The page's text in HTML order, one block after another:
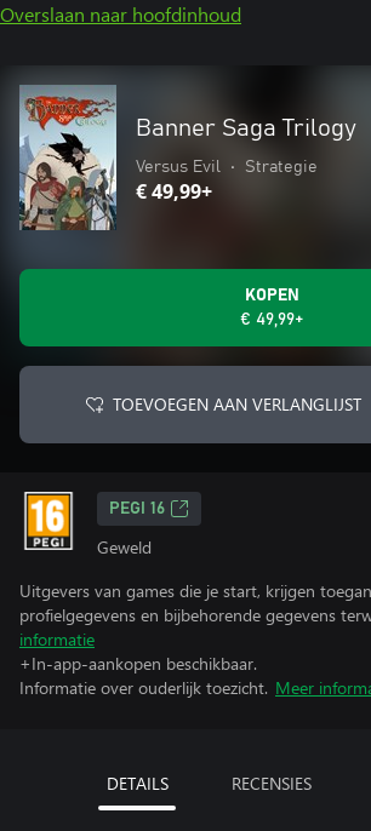
Overslaan naar hoofdinhoud
Banner Saga Trilogy
Versus Evil • Strategie
€ 49,99+
KOPEN
€ 49,99+
TOEVOEGEN AAN VERLANGLIJST
PEGI 16
Geweld
Uitgevers van games die je start, krijgen
profielgegevens en bijbehorende gegevens
informatie
+In-app-aankopen beschikbaar.
Informatie over ouderlijk toezicht. Meer
DETAILS RECENSIES